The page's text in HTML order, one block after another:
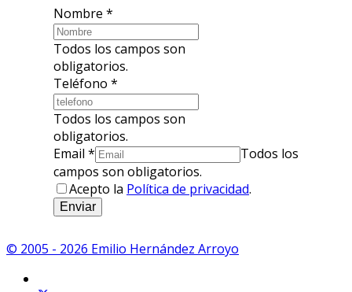
Nombre *
Todos los campos son
obligatorios.
Teléfono *
Todos los campos son
obligatorios.
Email *
Todos los
campos son obligatorios.
Acepto la Política de privacidad.
Enviar
© 2005 - 2026 Emilio Hernández Arroyo